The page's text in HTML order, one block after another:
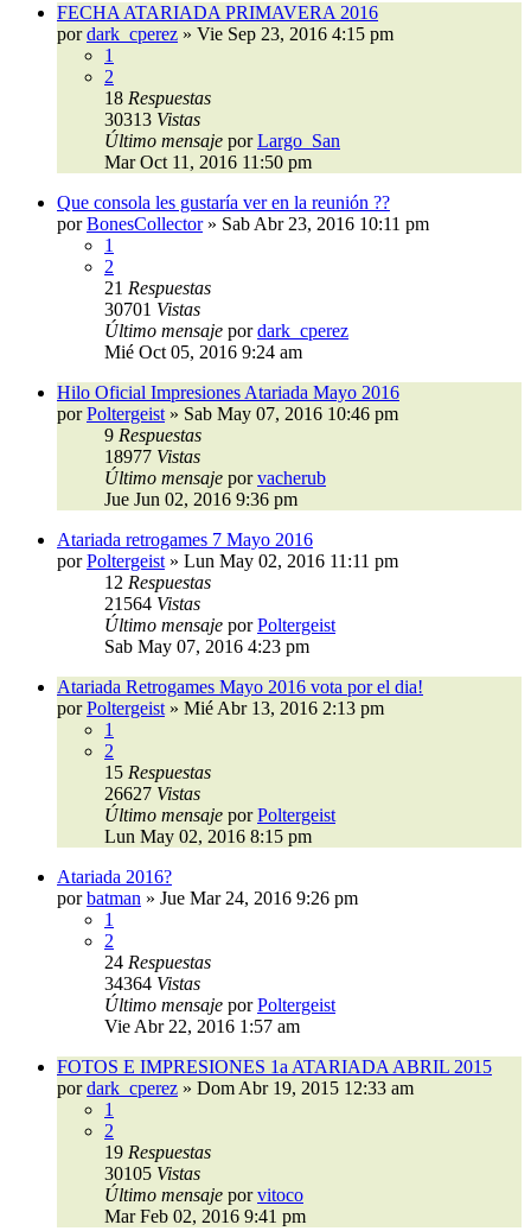
FECHA ATARIADA PRIMAVERA 2016
pordark_cperez » Vie Sep 23, 2016 4:15 pm
1
2
18 Respuestas
30313 Vistas
Último mensaje porLargo_San
Mar Oct 11, 2016 11:50 pm
Que consola les gustaría ver en la reunión ??
porBonesCollector» Sab Abr 23, 2016 10:11 pm
1
2
21 Respuestas
30701 Vistas
Último mensaje pordark_cperez
Mié Oct 05, 2016 9:24 am
Hilo Oficial Impresiones Atariada Mayo 2016
porPoltergeist » Sab May 07, 2016 10:46 pm
9 Respuestas
18977 Vistas
Último mensaje porvacherub
Jue Jun 02, 2016 9:36 pm
Atariada retrogames 7 Mayo 2016
porPoltergeist » Lun May 02, 2016 11:11 pm
12 Respuestas
21564 Vistas
Último mensaje porPoltergeist
Sab May 07, 2016 4:23 pm
Atariada Retrogames Mayo 2016 vota por el dia!
porPoltergeist » Mié Abr 13, 2016 2:13 pm
1
2
15 Respuestas
26627 Vistas
Último mensaje porPoltergeist
Lun May 02, 2016 8:15 pm
Atariada 2016?
porbatman » Jue Mar 24, 2016 9:26 pm
1
2
24 Respuestas
34364 Vistas
Último mensaje porPoltergeist
Vie Abr 22, 2016 1:57 am
FOTOS E IMPRESIONES 1a ATARIADA ABRIL 2015
pordark_cperez » Dom Abr 19, 2015 12:33 am
1
2
19 Respuestas
30105 Vistas
Último mensaje porvitoco
Mar Feb 02, 2016 9:41 pm